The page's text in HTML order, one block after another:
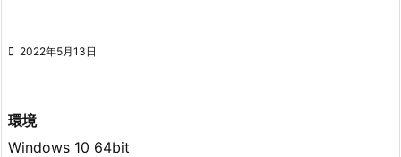
 2022年5月13日
環境
Windows 10 64bit